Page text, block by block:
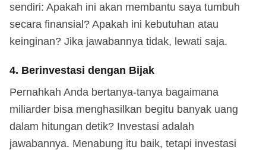
sendiri: Apakah ini akan membantu saya tumbuh
secara finansial? Apakah ini kebutuhan atau
keinginan? Jika jawabannya tidak, lewati saja.
4. Berinvestasi dengan Bijak
Pernahkah Anda bertanya-tanya bagaimana
miliarder bisa menghasilkan begitu banyak uang
dalam hitungan detik? Investasi adalah
jawabannya. Menabung itu baik, tetapi investasi